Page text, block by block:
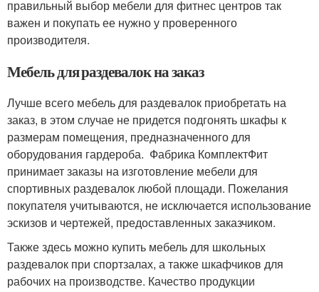
правильный выбор мебели для фитнес центров так
важен и покупать ее нужно у проверенного
производителя.
Мебель для раздевалок на заказ
Лучше всего мебель для раздевалок приобретать на
заказ, в этом случае не придется подгонять шкафы к
размерам помещения, предназначенного для
оборудования гардероба. Фабрика КомплектФит
принимает заказы на изготовление мебели для
спортивных раздевалок любой площади. Пожелания
покупателя учитываются, не исключается использование
эскизов и чертежей, предоставленных заказчиком.
Также здесь можно купить мебель для школьных
раздевалок при спортзалах, а также шкафчиков для
рабочих на производстве. Качество продукции